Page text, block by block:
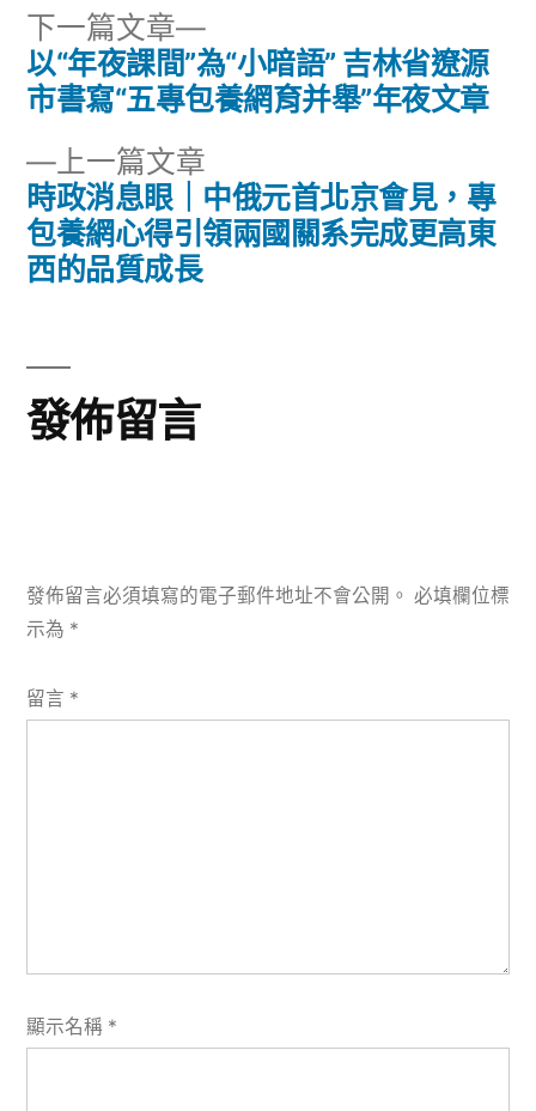
文
導
覽
上一篇文章
一
篇
時政消息眼｜中俄元首北京會見，專
包養網心得引領兩國關系完成更高東
西的品質成長
下一篇文章
下
一
篇
以“年夜課間”為“小暗語” 吉林省遼源
市書寫“五專包養網育并舉”年夜文章
發佈留言
發佈留言必須填寫的電子郵件地址不會公開。 必填欄位標
示為 *
留言 *
顯示名稱 *